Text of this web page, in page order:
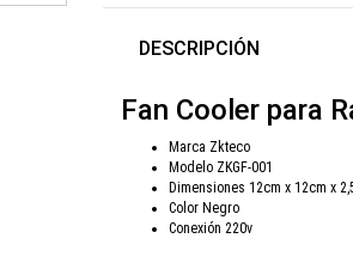
DESCRIPCIÓN
Fan Cooler para
Marca Zkteco
Modelo ZKGF-001
Dimensiones 12cm x 12cm x
Color Negro
Conexión 220v